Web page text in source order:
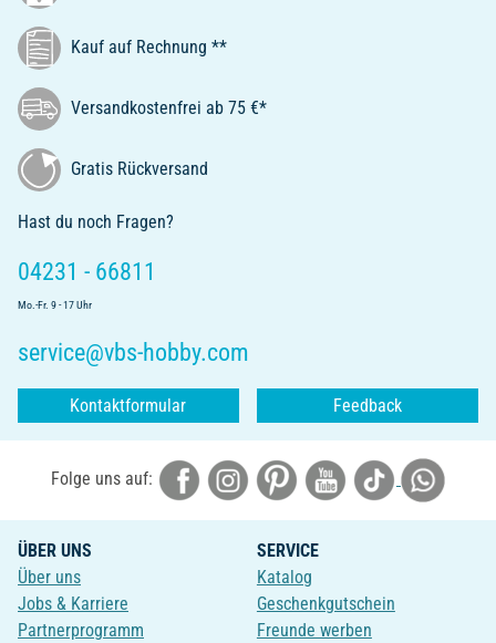
Kauf auf Rechnung **
Versandkostenfrei ab 75 €*
Gratis Rückversand
Hast du noch Fragen?
04231 - 66811
Mo.-Fr. 9 - 17 Uhr
service@vbs-hobby.com
Kontaktformular Feedback
Folge uns auf:
ÜBER UNS
Über uns
Jobs & Karriere
Partnerprogramm
SERVICE
Katalog
Geschenkgutschein
Freunde werben